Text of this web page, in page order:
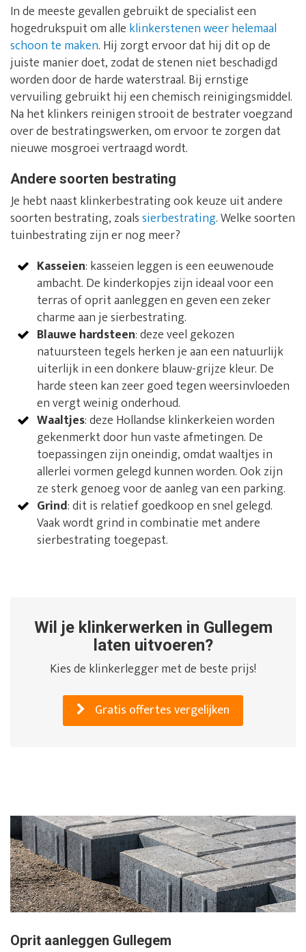
In de meeste gevallen gebruikt de specialist een
hogedrukspuit om alle klinkerstenen weer helemaal
schoon te maken. Hij zorgt ervoor dat hij dit op de
juiste manier doet, zodat de stenen niet beschadigd
worden door de harde waterstraal. Bij ernstige
vervuiling gebruikt hij een chemisch reinigingsmiddel.
Na het klinkers reinigen strooit de bestrater voegzand
over de bestratingswerken, om ervoor te zorgen dat
nieuwe mosgroei vertraagd wordt.
Andere soorten bestrating
Je hebt naast klinkerbestrating ook keuze uit andere
soorten bestrating, zoalssierbestrating. Welke soorten
tuinbestrating zijn er nog meer?
Kasseien: kasseien leggen is een eeuwenoude
ambacht. De kinderkopjes zijn ideaal voor een
terras of oprit aanleggen en geven een zeker
charme aan je sierbestrating.
Blauwe hardsteen: deze veel gekozen
natuursteen tegels herken je aan een natuurlijk
uiterlijk in een donkere blauw-grijze kleur. De
harde steen kan zeer goed tegen weersinvloeden
en vergt weinig onderhoud.
Waaltjes: deze Hollandse klinkerkeien worden
gekenmerkt door hun vaste afmetingen. De
toepassingen zijn oneindig, omdat waaltjes in
allerlei vormen gelegd kunnen worden. Ook zijn
ze sterk genoeg voor de aanleg van een parking.
Grind: dit is relatief goedkoop en snel gelegd.
Vaak wordt grind in combinatie met andere
sierbestrating toegepast.
Wil je klinkerwerken in Gullegem
laten uitvoeren?
Kies de klinkerlegger met de beste prijs!
Gratis offertes vergelijken
Oprit aanleggen Gullegem